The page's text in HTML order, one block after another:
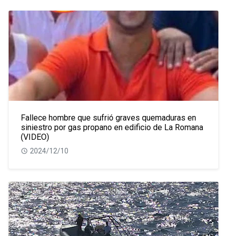
Fallece hombre que sufrió graves quemaduras en
siniestro por gas propano en edificio de La Romana
(VIDEO)
2024/12/10